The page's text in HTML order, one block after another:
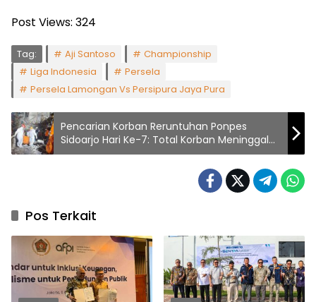
Post Views: 324
Tag: Aji Santoso
Championship
Liga Indonesia
Persela
Persela Lamongan Vs Persipura Jaya Pura
Pencarian Korban Reruntuhan Ponpes
Sidoarjo Hari Ke-7: Total Korban Meninggal
Capai 52 Orang
Pos Terkait